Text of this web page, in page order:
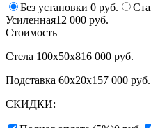
Без установки 0 руб.
Усиленная12 000 руб.
Стоимость
Стела 100x50x816 000 руб.
Подставка 60x20x157 000 руб.
СКИДКИ: